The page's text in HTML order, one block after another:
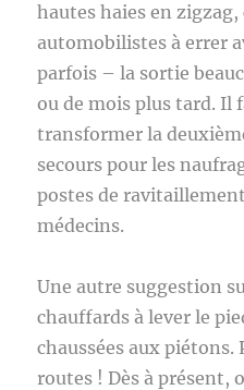
hautes haies en
automobilistes à errer
parfois – la sortie
ou de mois plus tard. Il
transformer la
secours pour les
postes de
médecins.
Une autre suggestion
chauffards à lever le
chaussées aux piétons.
routes ! Dès à présent,